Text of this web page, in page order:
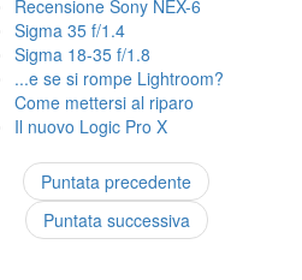
Recensione Sony NEX-6
Sigma 35 f/1.4
Sigma 18-35 f/1.8
...e se si rompe Lightroom?
Come mettersi al riparo
Il nuovo Logic Pro X
Puntata precedente
Puntata successiva